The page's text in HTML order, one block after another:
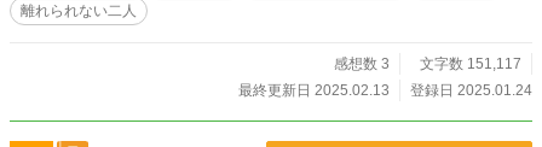
離れられない二人
感想数 3
文字数 151,117
最終更新日 2025.02.13
登録日 2025.01.24